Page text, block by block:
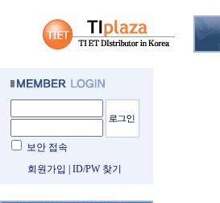
보안 접속
회원가입
ID/PW 찾기